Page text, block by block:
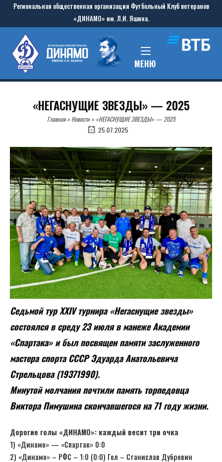
content
Региональная общественная организация Футбольный Клуб ветеранов
«ДИНАМО» им. Л.И. Яшина.
Home
МЕНЮMENU
«НЕГАСНУЩИЕ ЗВЕЗДЫ» — 2025
Главная» Новости» «НЕГАСНУЩИЕ ЗВЕЗДЫ» — 2025
25.07.2025
Седьмой тур XXIV турнира «Негаснущие звезды»
состоялся в среду 23 июля в манеже Академии
«Спартака» и был посвящен памяти заслуженного
мастера спорта СССР Эдуарда Анатольевича
Стрельцова (19371990).
Минутой молчания почтили память торпедовца
Виктора Пимушина скончавшегося на 71 году жизни.
Дорогие голы «ДИНАМО»: каждый весит три очка
1) «Динамо» — «Спартак» 0:0
2) «Динамо» – РФС – 1:0 (0:0) Гол – Станислав Дубровин